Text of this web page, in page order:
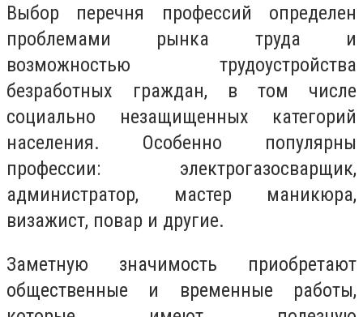
Выбор перечня профессий определен
проблемами рынка труда и
возможностью трудоустройства
безработных граждан, в том числе
социально незащищенных категорий
населения. Особенно популярны
профессии: электрогазосварщик,
администратор, мастер маникюра,
визажист, повар и другие.
Заметную значимость приобретают
общественные и временные работы,